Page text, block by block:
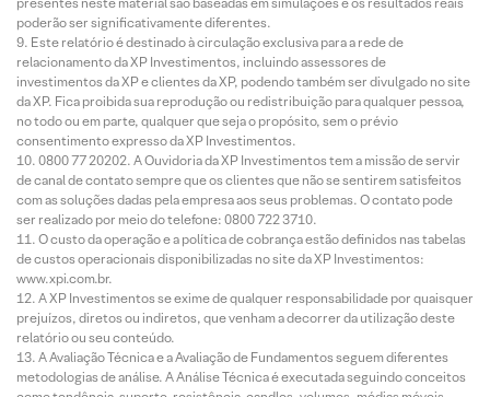
poderão ser significativamente diferentes.
Este relatório é destinado à circulação exclusiva para a rede de
relacionamento da XP Investimentos, incluindo assessores de
investimentos da XP e clientes da XP, podendo também ser divulgado no site
da XP. Fica proibida sua reprodução ou redistribuição para qualquer pessoa,
no todo ou em parte, qualquer que seja o propósito, sem o prévio
consentimento expresso da XP Investimentos.
0800 77 20202. A Ouvidoria da XP Investimentos tem a missão de servir
de canal de contato sempre que os clientes que não se sentirem satisfeitos
com as soluções dadas pela empresa aos seus problemas. O contato pode
ser realizado por meio do telefone: 0800 722 3710.
O custo da operação e a política de cobrança estão definidos nas tabelas
de custos operacionais disponibilizadas no site da XP Investimentos:
www.xpi.com.br.
A XP Investimentos se exime de qualquer responsabilidade por quaisquer
prejuízos, diretos ou indiretos, que venham a decorrer da utilização deste
relatório ou seu conteúdo.
A Avaliação Técnica e a Avaliação de Fundamentos seguem diferentes
metodologias de análise. A Análise Técnica é executada seguindo conceitos